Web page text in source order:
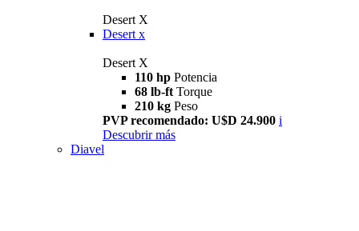
Desert X
Desert x
Desert X
110 hp Potencia
68 lb-ft Torque
210 kg Peso
PVP recomendado: U$D 24.900 i
Descubrir más
Diavel